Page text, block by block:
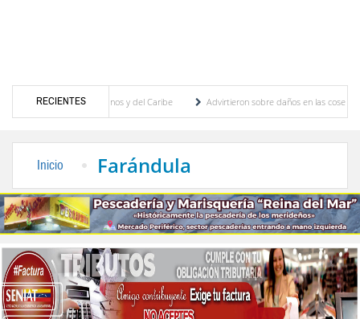
RECIENTES
Centroamericanos y del Caribe
Advirtieron sobre daños en las cosechas de
Inicio Farándula